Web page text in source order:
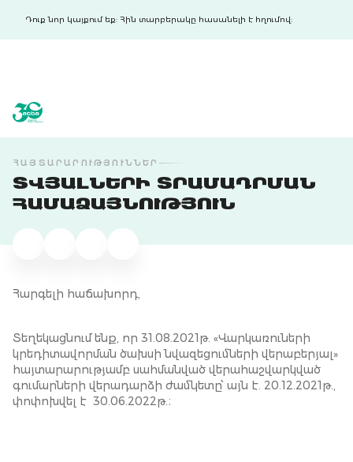
Դուք նոր կայքում եք: Հին տարբերակը հասանելի է հղումով:
ՀԱՅՏԱՐԱՐՈՒԹՅՈՒՆՆԵՐ
ՏՎՅԱԼՆԵՐԻ ՏՐԱՄԱԴՐՄԱՆ
ՀԱՄԱՁԱՅՆՈՒԹՅՈՒՆ
Հարգելի հաճախորդ,
Տեղեկացնում ենք, որ 31.08.2021թ. «Վարկառուների
կրեդիտավորման ծախսի նվազեցումների վերաբերյալ»
հայտարարությամբ սահմանված վերահաշվարկված
գումարների վերադարձի ժամկետը՝ այն է. 20.12.2021թ.,
փոփոխվել է 30.06.2022թ.։